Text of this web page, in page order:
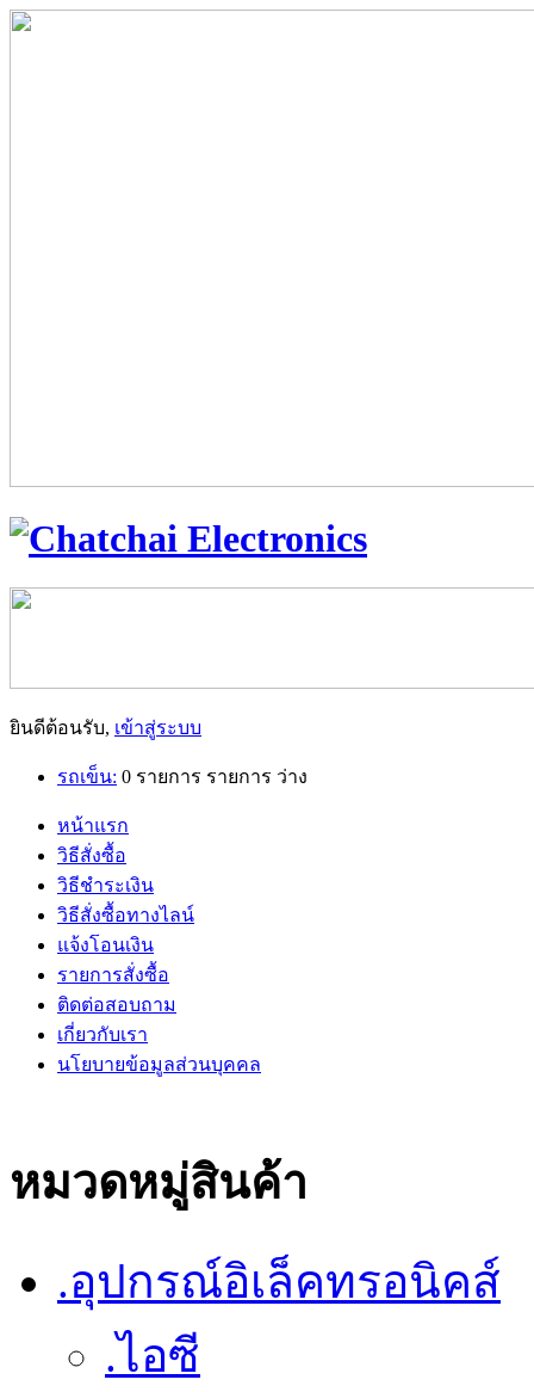
ยินดีต้อนรับ, เข้าสู่ระบบ
รถเข็น: 0 รายการ รายการ ว่าง
หน้าแรก
วิธีสั่งซื้อ
วิธีชำระเงิน
วิธีสั่งซื้อทางไลน์
แจ้งโอนเงิน
รายการสั่งซื้อ
ติดต่อสอบถาม
เกี่ยวกับเรา
นโยบายข้อมูลส่วนบุคคล
หมวดหมู่สินค้า
.อุปกรณ์อิเล็คทรอนิคส์
.ไอซี